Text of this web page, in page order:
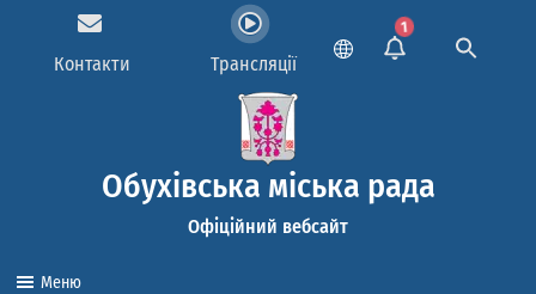
Контакти Трансляції
1
Обухівська міська рада
Офіційний вебсайт
Меню